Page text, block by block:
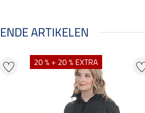
ARTIKELEN
20 % + 20 % EXTRA